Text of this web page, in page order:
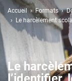
Accueil Formats
Le harcèlement
Le